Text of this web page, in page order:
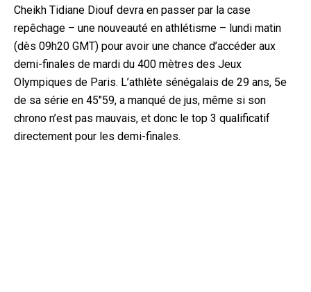
Cheikh Tidiane Diouf devra en passer par la case
repêchage – une nouveauté en athlétisme – lundi matin
(dès 09h20 GMT) pour avoir une chance d’accéder aux
demi-finales de mardi du 400 mètres des Jeux
Olympiques de Paris. L’athlète sénégalais de 29 ans, 5e
de sa série en 45″59, a manqué de jus, même si son
chrono n’est pas mauvais, et donc le top 3 qualificatif
directement pour les demi-finales.